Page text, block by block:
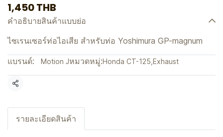
1,450 THB
คำอธิบายสินค้าแบบย่อ
ไซเรนเซอร์ท่อไอเสีย สำหรับท่อ Yoshimura GP-magnum
แบรนด์: Motion Jหมวดหมู่:Honda CT-125 Exhaust
แชร์
รายละเอียดสินค้า